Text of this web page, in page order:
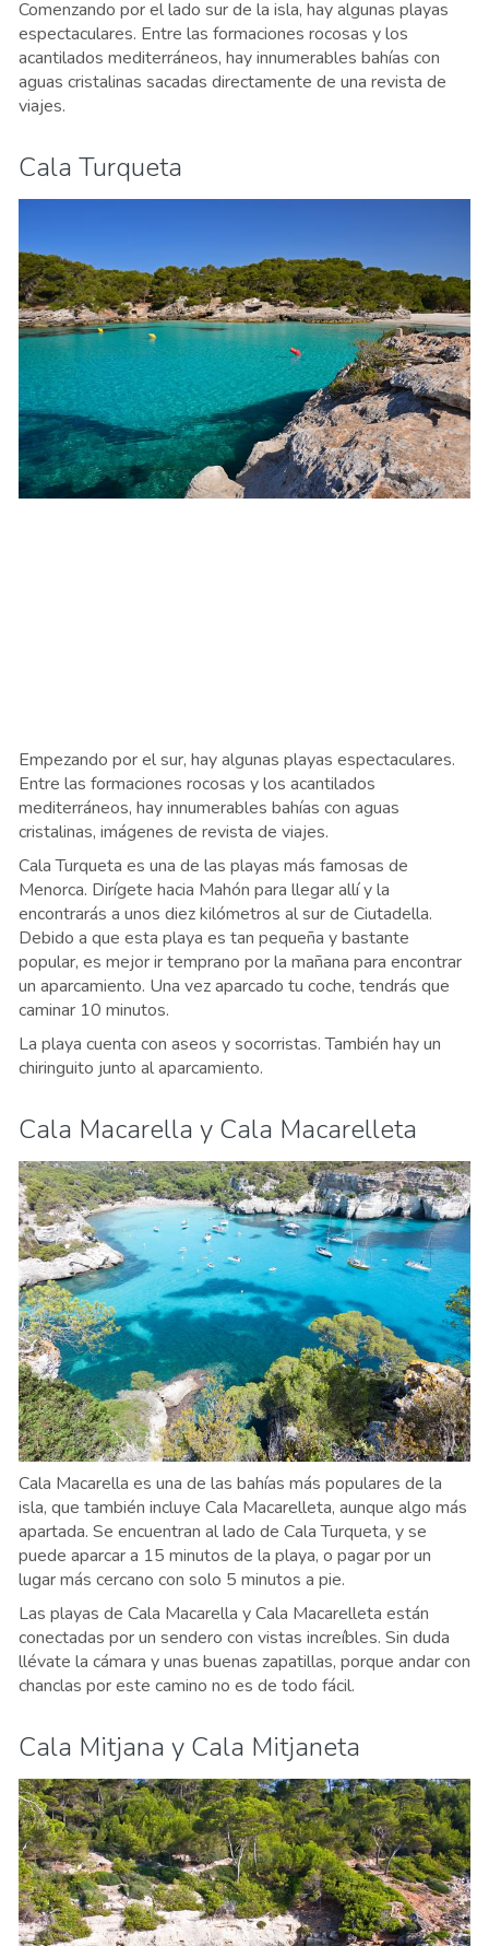
Comenzando por el lado sur de la isla, hay algunas playas
espectaculares. Entre las formaciones rocosas y los
acantilados mediterráneos, hay innumerables bahías con
aguas cristalinas sacadas directamente de una revista de
viajes.
Cala Turqueta
Empezando por el sur, hay algunas playas espectaculares.
Entre las formaciones rocosas y los acantilados
mediterráneos, hay innumerables bahías con aguas
cristalinas, imágenes de revista de viajes.
Cala Turqueta es una de las playas más famosas de
Menorca. Dirígete hacia Mahón para llegar allí y la
encontrarás a unos diez kilómetros al sur de Ciutadella.
Debido a que esta playa es tan pequeña y bastante
popular, es mejor ir temprano por la mañana para encontrar
un aparcamiento. Una vez aparcado tu coche, tendrás que
caminar 10 minutos.
La playa cuenta con aseos y socorristas. También hay un
chiringuito junto al aparcamiento.
Cala Macarella y Cala Macarelleta
Cala Macarella es una de las bahías más populares de la
isla, que también incluye Cala Macarelleta, aunque algo más
apartada. Se encuentran al lado de Cala Turqueta, y se
puede aparcar a 15 minutos de la playa, o pagar por un
lugar más cercano con solo 5 minutos a pie.
Las playas de Cala Macarella y Cala Macarelleta están
conectadas por un sendero con vistas increíbles. Sin duda
llévate la cámara y unas buenas zapatillas, porque andar con
chanclas por este camino no es de todo fácil.
Cala Mitjana y Cala Mitjaneta